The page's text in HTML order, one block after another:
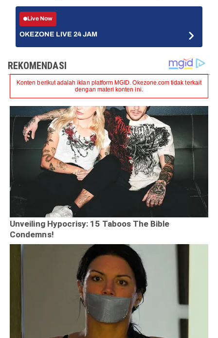
Live Now
OKEZONE LIVE 24 JAM